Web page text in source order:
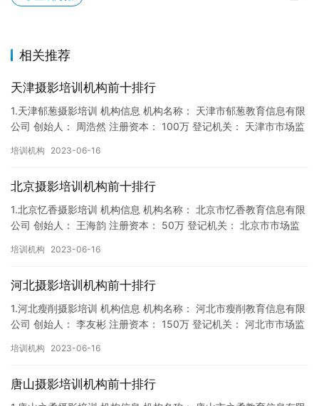
相关推荐
天津摄影培训机构前十排行
1.天津郁葱摄影培训 机构信息 机构名称： 天津市郁葱教育信息有限
公司 创始人： 周浩然 注册资本： 100万 登记机关： 天津市市场监
培训机构 2023-06-16
北京摄影培训机构前十排行
1.北京忆香摄影培训 机构信息 机构名称： 北京市忆香教育信息有限
公司 创始人： 王海韵 注册资本： 50万 登记机关： 北京市市场监
培训机构 2023-06-16
河北摄影培训机构前十排行
1.河北瘦削摄影培训 机构信息 机构名称： 河北市瘦削教育信息有限
公司 创始人： 李友彬 注册资本： 150万 登记机关： 河北市市场监
培训机构 2023-06-16
唐山摄影培训机构前十排行